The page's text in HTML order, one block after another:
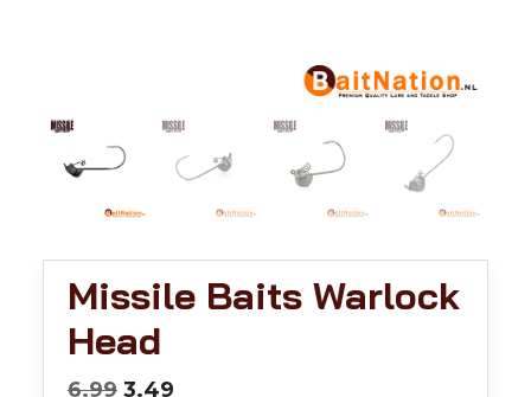
Missile Baits Warlock
Head
6.99 Oorspronkelijke
3.49